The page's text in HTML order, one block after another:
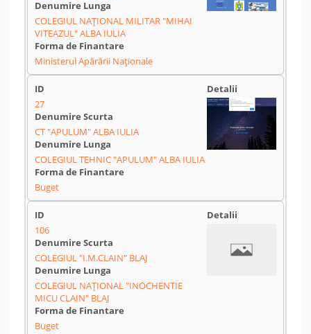
COLEGIUL NAȚIONAL MILITAR "MIHAI
VITEAZUL" ALBA IULIA
Ministerul Apărării Naționale
27
CT "APULUM" ALBA IULIA
COLEGIUL TEHNIC "APULUM" ALBA IULIA
Buget
106
COLEGIUL "I.M.CLAIN" BLAJ
COLEGIUL NAȚIONAL "INOCHENTIE
MICU CLAIN" BLAJ
Buget